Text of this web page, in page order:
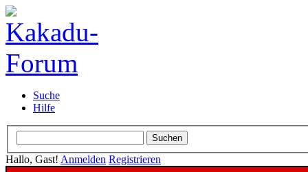
Suche
Hilfe
Hallo, Gast! Anmelden Registrieren